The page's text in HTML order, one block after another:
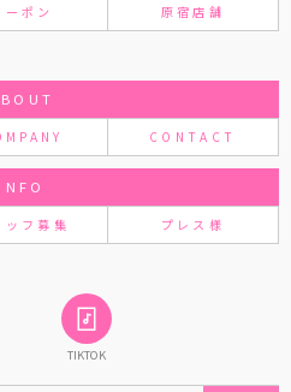
ーポン 原宿店舗
CONTACT
INFO
ッフ募集 プレス様
TIKTOK